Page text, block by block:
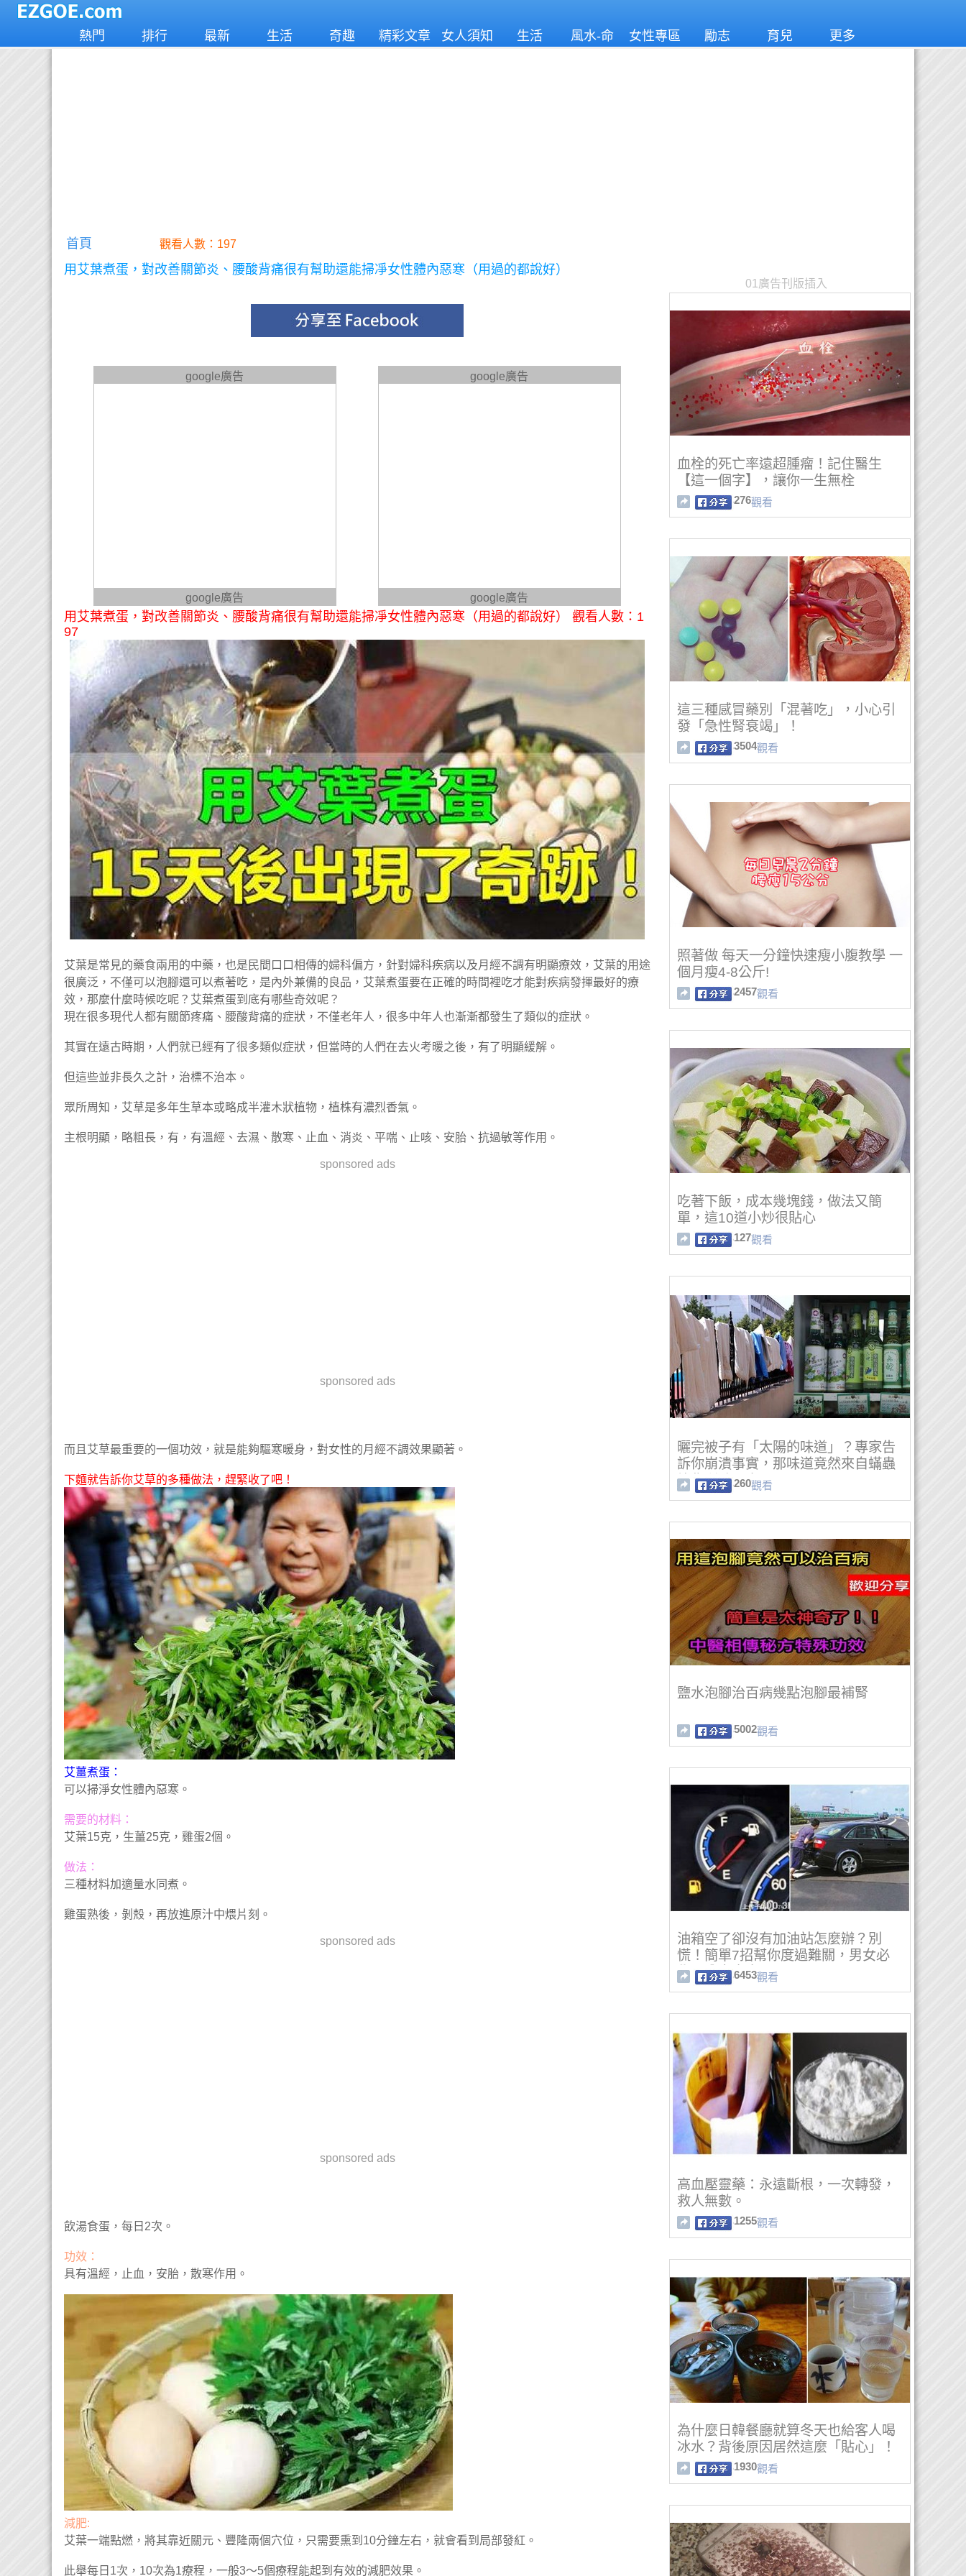
熱門 排行 最新 生活 奇趣 精彩文章 女人須知 生活
風水-命
女性專區 勵志 育兒 更多
首頁 觀看人數：197
用艾葉煮蛋，對改善關節炎、腰酸背痛很有幫助還能掃凈女性體內惡寒（用過的都說好）
google廣告
google廣告
google廣告
google廣告
用艾葉煮蛋，對改善關節炎、腰酸背痛很有幫助還能掃凈女性體內惡寒（用過的都說好） 觀看人數：1
97
艾葉是常見的藥食兩用的中藥，也是民間口口相傳的婦科偏方，針對婦科疾病以及月經不調有明顯療效，艾葉的用途
很廣泛，不僅可以泡腳還可以煮著吃，是內外兼備的良品，艾葉煮蛋要在正確的時間裡吃才能對疾病發揮最好的療
效，那麼什麼時候吃呢？艾葉煮蛋到底有哪些奇效呢？
現在很多現代人都有關節疼痛、腰酸背痛的症狀，不僅老年人，很多中年人也漸漸都發生了類似的症狀。
其實在遠古時期，人們就已經有了很多類似症狀，但當時的人們在去火考暖之後，有了明顯緩解。
但這些並非長久之計，治標不治本。
眾所周知，艾草是多年生草本或略成半灌木狀植物，植株有濃烈香氣。
主根明顯，略粗長，有，有溫經、去濕、散寒、止血、消炎、平喘、止咳、安胎、抗過敏等作用。
sponsored ads
sponsored ads
而且艾草最重要的一個功效，就是能夠驅寒暖身，對女性的月經不調效果顯著。
下麵就告訴你艾草的多種做法，趕緊收了吧！
艾薑煮蛋：
可以掃淨女性體內惡寒。
需要的材料：
艾葉15克，生薑25克，雞蛋2個。
做法：
三種材料加適量水同煮。
雞蛋熟後，剝殼，再放進原汁中煨片刻。
sponsored ads
sponsored ads
飲湯食蛋，每日2次。
功效：
具有溫經，止血，安胎，散寒作用。
減肥:
艾葉一端點燃，將其靠近關元、豐隆兩個穴位，只需要熏到10分鐘左右，就會看到局部發紅。
此舉每日1次，10次為1療程，一般3～5個療程能起到有效的減肥效果。
01廣告刊版插入
血栓的死亡率遠超腫瘤！記住醫生
【這一個字】，讓你一生無栓
276觀看
這三種感冒藥別「混著吃」，小心引
發「急性腎衰竭」！
3504觀看
照著做 每天一分鐘快速瘦小腹教學 一
個月瘦4-8公斤!
2457觀看
吃著下飯，成本幾塊錢，做法又簡
單，這10道小炒很貼心
127觀看
曬完被子有「太陽的味道」？專家告
訴你崩潰事實，那味道竟然來自蟎蟲
烤焦所致…太惡心了！
260觀看
鹽水泡腳治百病幾點泡腳最補腎
5002觀看
油箱空了卻沒有加油站怎麼辦？別
慌！簡單7招幫你度過難關，男女必
學，分享出去！
6453觀看
高血壓靈藥：永遠斷根，一次轉發，
救人無數。
1255觀看
為什麼日韓餐廳就算冬天也給客人喝
冰水？背後原因居然這麼「貼心」！
1930觀看